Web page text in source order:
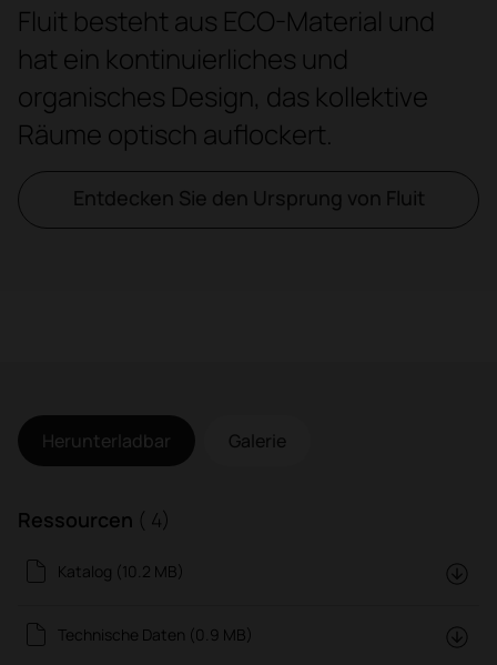
Fluit besteht aus ECO-Material und
hat ein kontinuierliches und
organisches Design, das kollektive
Räume optisch auflockert.
Entdecken Sie den Ursprung von Fluit
Herunterladbar Galerie
Ressourcen ( 4)
Katalog (10.2 MB)
Technische Daten (0.9 MB)